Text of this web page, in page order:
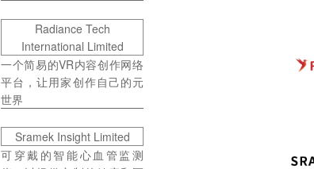
Radiance Tech
International Limited
一个简易的VR内容创作网络
平台，让用家创作自己的元
世界
Sramek Insight Limited
可穿戴的智能心血管监测